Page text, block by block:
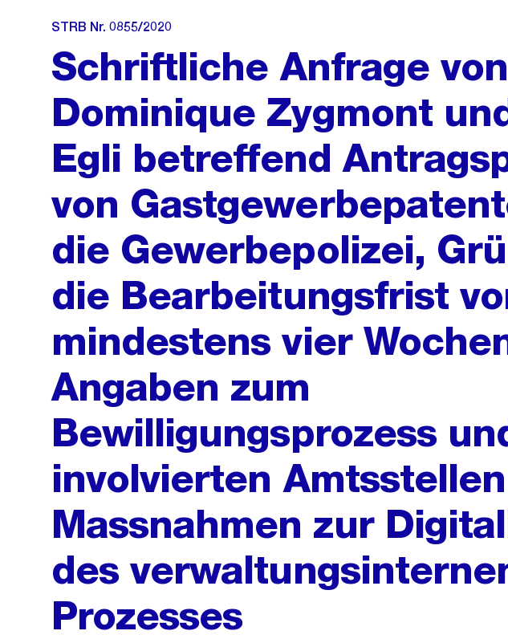
STRB Nr. 0855/2020
Schriftliche Anfrage von
Dominique Zygmont
Egli betreffend
von
die Gewerbepolizei,
die Bearbeitungsfrist
mindestens vier
Angaben zum
Bewilligungsprozess
involvierten
Massnahmen zur
des
Prozesses